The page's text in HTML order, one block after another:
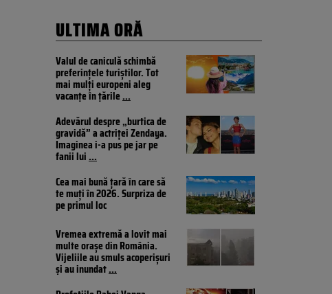
ULTIMA ORĂ
Valul de caniculă schimbă
preferințele turiștilor. Tot
mai mulți europeni aleg
vacanțe în țările...
Adevărul despre „burtica de
gravidă” a actriței Zendaya.
Imaginea i-a pus pe jar pe
fanii lui...
Cea mai bună țară în care să
te muți în 2026. Surpriza de
pe primul loc
Vremea extremă a lovit mai
multe orașe din România.
Vijeliile au smuls acoperișuri
și au inundat...